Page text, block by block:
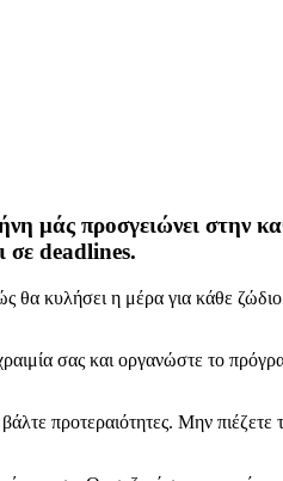
μάς προσγειώνει στην
deadlines.
θα κυλήσει η μέρα για κάθε
σας και οργανώστε το
βάλτε προτεραιότητες. Μην